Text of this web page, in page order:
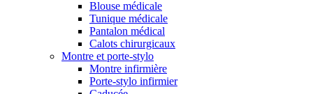
Blouse médicale
Tunique médicale
Pantalon médical
Calots chirurgicaux
Montre et porte-stylo
Montre infirmière
Porte-stylo infirmier